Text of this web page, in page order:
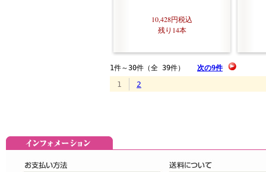
10,428円税込
残り14本